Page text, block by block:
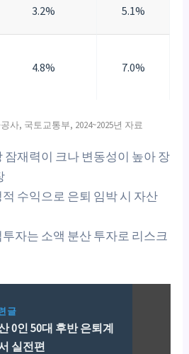
3.2% 5.1%
4.8% 7.0%
사, 국토교통부, 2024~2025년 자료
잠재력이 크나 변동성이 높아 장
수익으로 은퇴 임박 시 자산
자는 소액 분산 투자로 리스크
글
0인 50대 후반 은퇴계
실전편